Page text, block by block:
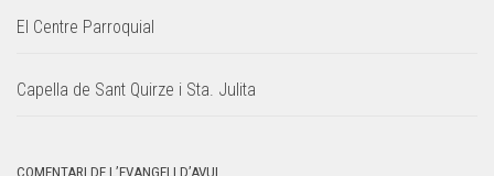
El Centre Parroquial
Capella de Sant Quirze i Sta. Julita
COMENTARI DE L’EVANGELI D’AVUI